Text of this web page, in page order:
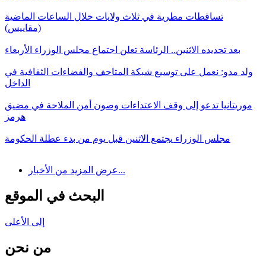
تساقطات مطرية في ثلاث ولايات خلال الساعات الماضية
(مقاييس)
بعد تحديده الاثنين.. الرئاسة تعلن اجتماع مجلس الوزراء الأربعاء
ولد مدو: نعمل على توسيع شبكة المتاحف والفضاءات الثقافية في
الداخل
موريتانيا تدعو إلى وقف الاعتداءات وصون أمن الملاحة في مضيق
هرمز
مجلس الوزراء يجتمع الاثنين قبل يوم من بدء عطلة الحكومة
عرض المزيد من الأخبار...
البحث في الموقع
إلى الأعلى
من نحن